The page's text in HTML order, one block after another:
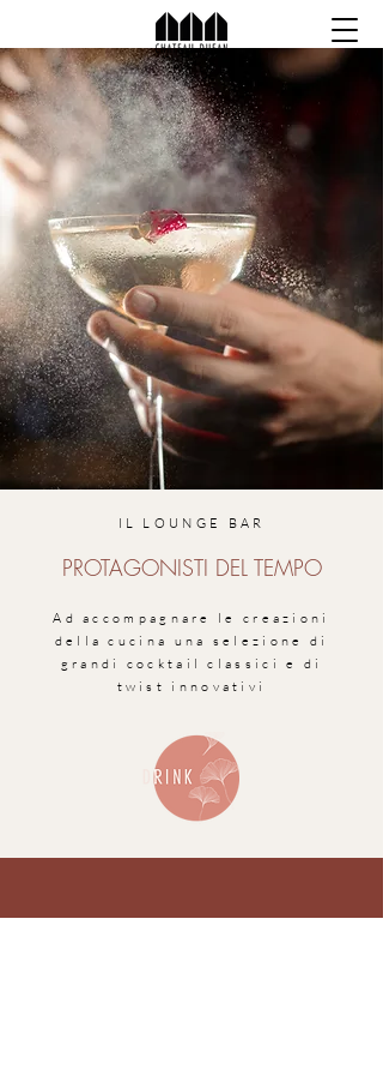
IL LOUNGE BAR
PROTAGONISTI DEL TEMPO
Ad accompagnare le creazioni
della cucina una selezione di
grandi cocktail classici e di
twist innovativi
CHATEAU DUFAN